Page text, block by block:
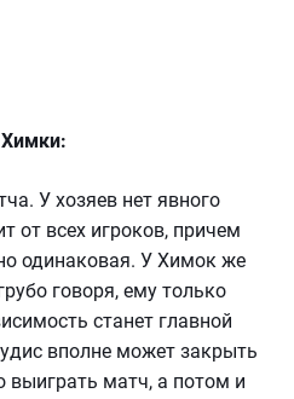
У хозяев нет явного
от всех игроков, причем
одинаковая. У Химок же
говоря, ему только
станет главной
вполне может закрыть
выиграть матч, а потом и